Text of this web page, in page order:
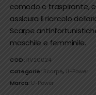
comodo e traspirante,
assicura il ricircolo
Scarpe
maschile e femminile.
COD: RV20024
Categorie: Scarpe, U-Power
Marca: U-Power